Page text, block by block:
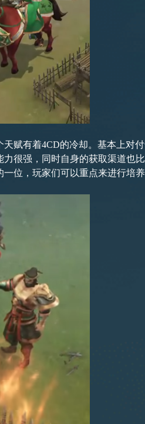
赋有着4CD的冷却。基本上对
很强，同时自身的获取渠道也
位，玩家们可以重点来进行培养